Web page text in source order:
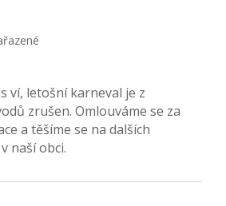
ví, letošní karneval je z
zrušen. Omlouváme se za
a těšíme se na dalších
naší obci.